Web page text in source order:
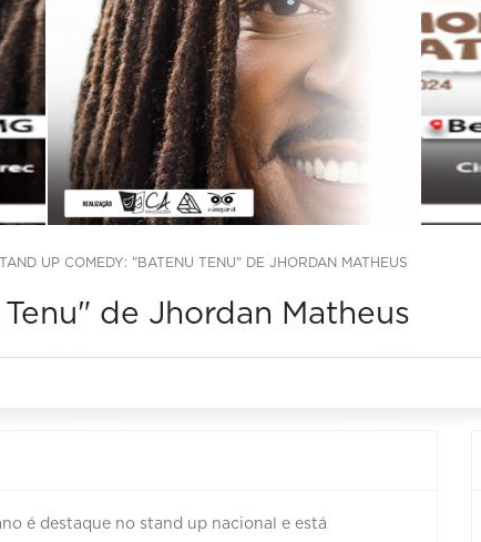
UP COMEDY: "BATENU TENU" DE JHORDAN MATHEUS
de Jhordan Matheus
é destaque no stand up nacional e está